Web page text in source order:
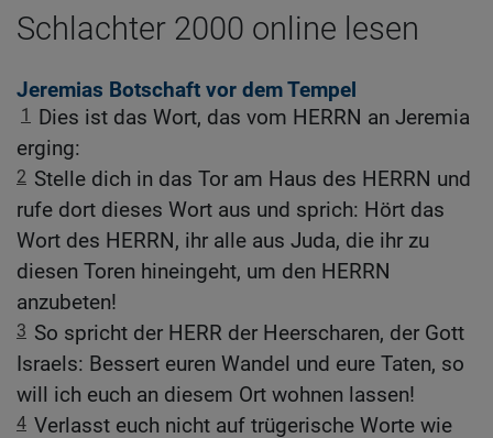
Schlachter 2000 online lesen
Jeremias Botschaft vor dem Tempel
1
Dies ist das Wort, das vom HERRN an Jeremia
erging:
2 Stelle dich in das Tor am Haus des HERRN und
rufe dort dieses Wort aus und sprich: Hört das
Wort des HERRN, ihr alle aus Juda, die ihr zu
diesen Toren hineingeht, um den HERRN
anzubeten!
3 So spricht der HERR der Heerscharen, der Gott
Israels: Bessert euren Wandel und eure Taten, so
will ich euch an diesem Ort wohnen lassen!
4 Verlasst euch nicht auf trügerische Worte wie